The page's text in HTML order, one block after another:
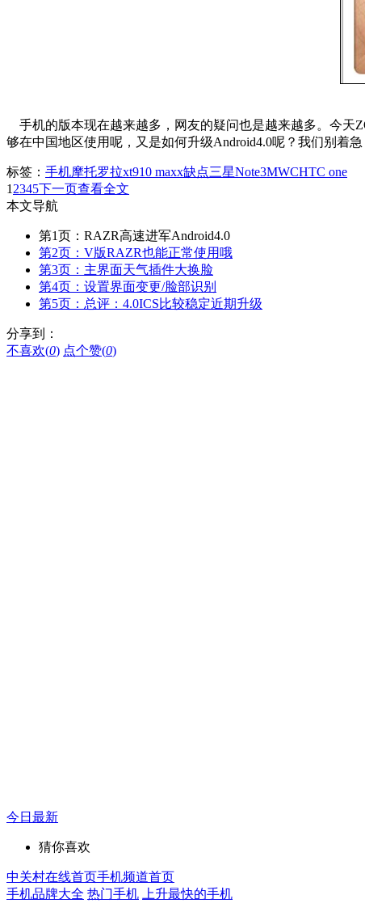
手机的版本现在越来越多，网友的疑问也是越来越多。今天
够在中国地区使用呢，又是如何升级Android4.0呢？我们别着急
标签： 手机摩托罗拉xt910 maxx缺点三星Note3MWCHTC one
1 2345下一页查看全文
本文导航
第1页：RAZR高速进军Android4.0
第2页：V版RAZR也能正常使用哦
第3页：主界面天气插件大换脸
第4页：设置界面变更/脸部识别
第5页：总评：4.0ICS比较稳定近期升级
分享到：
不喜欢(0) 点个赞(0)
今日最新
猜你喜欢
中关村在线首页手机频道首页
手机品牌大全 热门手机 上升最快的手机